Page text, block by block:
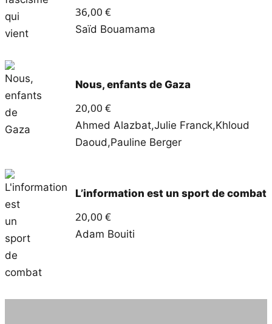
36,00 €
Saïd Bouamama
Nous, enfants de Gaza
20,00 €
Ahmed Alazbat,Julie Franck,Khloud
Daoud,Pauline Berger
L’information est un sport de combat
20,00 €
Adam Bouiti